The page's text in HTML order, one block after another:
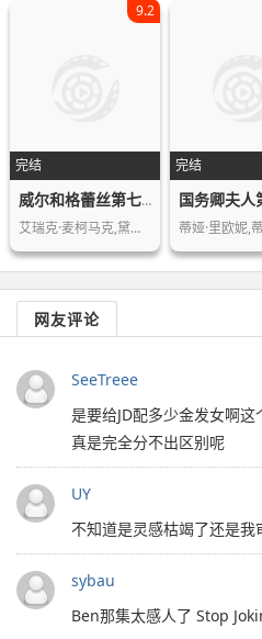
完结
9.2
威尔和格蕾丝第七季
艾瑞克·麦柯马克,黛博拉·梅辛,梅根·…
完结
国务卿夫人
网友评论
SeeTreee
是要给JD配多少金发女啊
真是完全分不出区别呢
UY
不知道是灵感枯竭了还是我
sybau
Ben那集太感人了 Stop